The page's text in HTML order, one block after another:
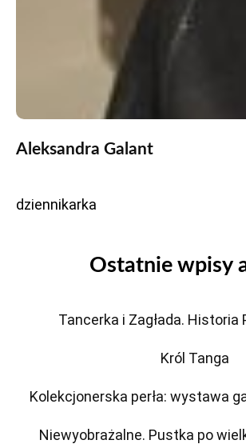
Aleksandra Galant
dziennikarka
Ostatnie wpisy
Tancerka i Zagłada. Historia
Król Tanga
Kolekcjonerska perła: wystawa
Niewyobrażalne. Pustka po